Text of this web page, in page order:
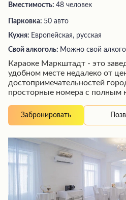
Вместимость: 48 человек
Парковка: 50 авто
Кухня: Европейская, русская
Свой алкоголь: Можно свой
Караоке ‎Маркштадт - это
удобном месте недалеко от
достопримечательностей
просторные номера с полным
Посетители отмечают вкусные
завтраки по доступным ценам.
качества обслуживания,
профессиональным
это место для размещения во
Забронировать